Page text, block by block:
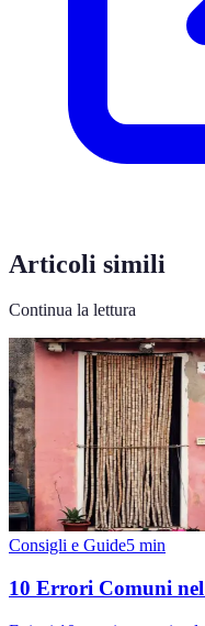
Articoli simili
Continua la lettura
Consigli e Guide5 min
10 Errori Comuni